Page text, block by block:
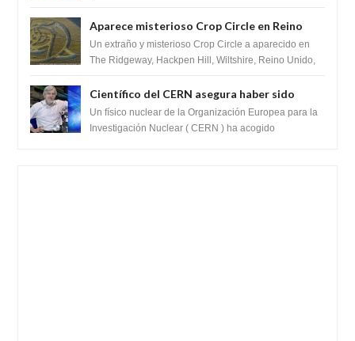
Aparece misterioso Crop Circle en Reino
Unido 23 de junio 2016
Un extraño y misterioso Crop Circle a aparecido en
The Ridgeway, Hackpen Hill, Wiltshire, Reino Unido,
Científico del CERN asegura haber sido
ayudado por seres de luz durante una
prueba del Colisionador de Hadrones
Un físico nuclear de la Organización Europea para la
Investigación Nuclear ( CERN ) ha acogido